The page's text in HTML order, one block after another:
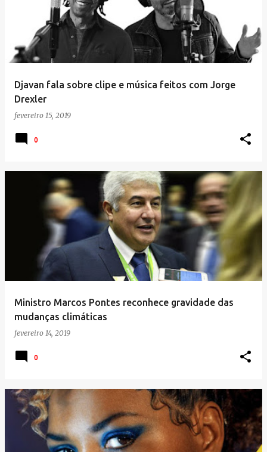
Djavan fala sobre clipe e música feitos com Jorge
Drexler
fevereiro 15, 2019
0
Ministro Marcos Pontes reconhece gravidade das
mudanças climáticas
fevereiro 14, 2019
0